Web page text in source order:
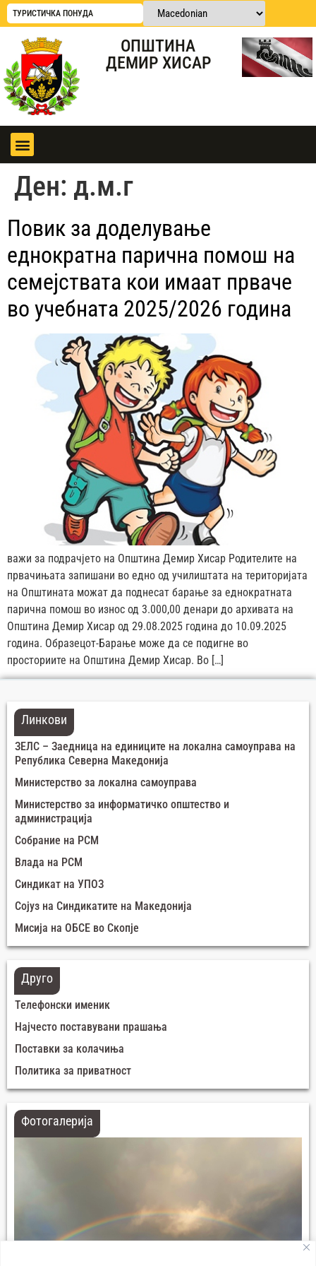
ТУРИСТИЧКА ПОНУДА
ОПШТИНА
ДЕМИР ХИСАР
Ден: д.м.г
Повик за доделување
еднократна парична помош на
семејствата кои имаат прваче
во учебната 2025/2026 година
важи за подрачјето на Општина Демир Хисар Родителите на
првачињата запишани во едно од училиштата на територијата
на Општината можат да поднесат барање за еднократната
парична помош во износ од 3.000,00 денари до архивата на
Општина Демир Хисар од 29.08.2025 година до 10.09.2025
година. Образецот-Барање може да се подигне во
просториите на Општина Демир Хисар. Во […]
Линкови
ЗЕЛС – Заедница на единиците на локална самоуправа на
Република Северна Македонија
Министерство за локална самоуправа
Министерство за информатичко општество и
администрација
Собрание на РСМ
Влада на РСМ
Синдикат на УПОЗ
Сојуз на Синдикатите на Македонија
Мисија на ОБСЕ во Скопје
Друго
Телефонски именик
Најчесто поставувани прашања
Поставки за колачиња
Политика за приватност
Фотогалерија